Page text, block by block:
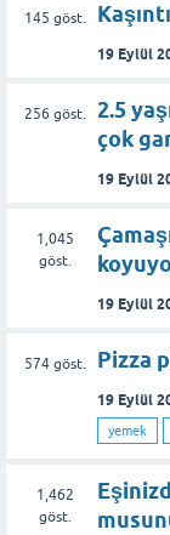
145 göst.
19 Eylül
256 göst.
2.5
çok
19 Eylül
1,045
göst.
19 Eylül
574göst. Pizza
19 Eylül
yemek
1,462
göst.